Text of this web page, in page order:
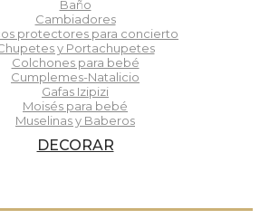
Baño
Cambiadores
protectores para concierto
y Portachupetes
Colchones para bebé
Cumplemes-Natalicio
Gafas Izipizi
Moisés para bebé
Muselinas y Baberos
DECORAR